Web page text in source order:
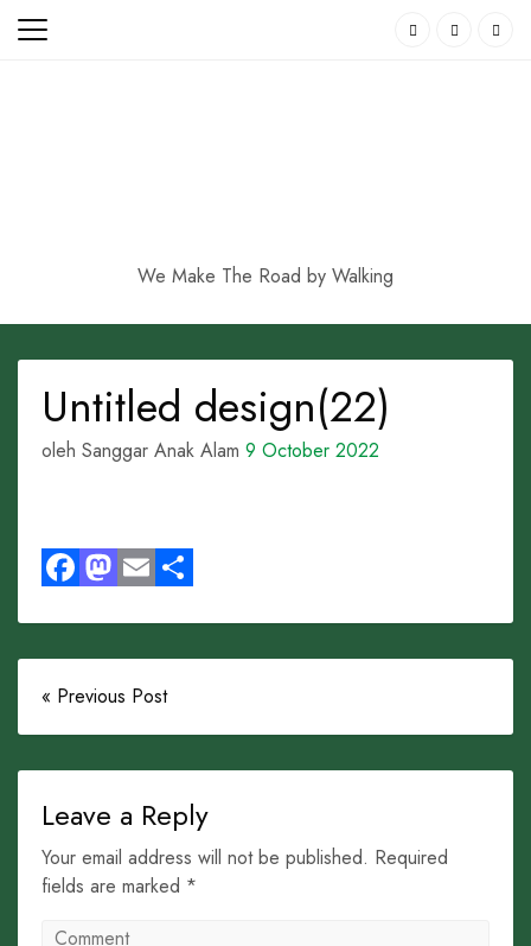
Skip
We Make The Road by Walking
Untitled design(22)
oleh Sanggar Anak Alam 9 October 2022
« Previous Post
Leave a Reply
Your email address will not be published. Required
fields are marked *